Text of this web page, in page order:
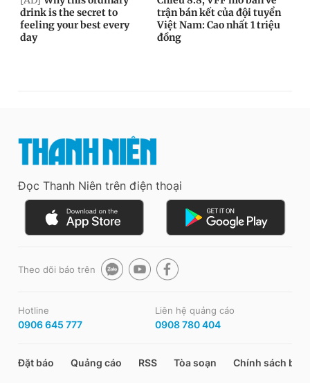
Đọc Thanh Niên trên điện thoại
Theo dõi báo trên
Hotline
0906 645 777
Liên hệ quảng cáo
0908 780 404
Đặt báo Quảng cáo RSS Tòa soạn Chính sách bảo